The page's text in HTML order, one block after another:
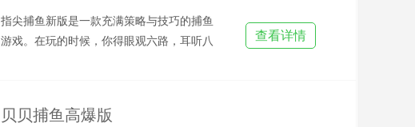
指尖捕鱼新版是一款充满策略与技巧的捕鱼
游戏。在玩的时候，你得眼观六路，耳听八
查看详情
贝贝捕鱼高爆版